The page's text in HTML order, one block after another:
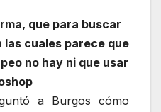
que para buscar
cuales parece que
no hay ni que usar
a Burgos cómo